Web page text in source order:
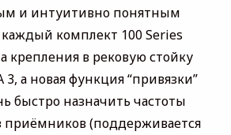
и интуитивно понятным
комплект 100 Series
крепления в рековую стойку
3, а новая функция “привязки”
быстро назначить частоты
приёмников (поддерживается